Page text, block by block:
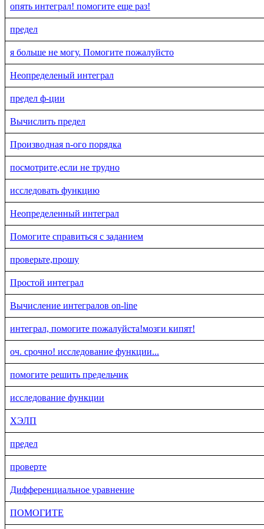
опять интеграл! помогите еще раз!
предел
я больше не могу. Помогите пожалуйсто
Неопределеный интеграл
предел ф-ции
Вычислить предел
Производная n-ого порядка
посмотрите,если не трудно
исследовать функцию
Неопределенный интеграл
Помогите справиться с заданием
проверьте,прошу
Простой интеграл
Вычисление интегралов on-line
интеграл, помогите пожалуйста!мозги кипят!
оч. срочно! исследование функции...
помогите решить предельчик
исследование функции
ХЭЛП
предел
проверте
Дифференциальное уравнение
ПОМОГИТЕ